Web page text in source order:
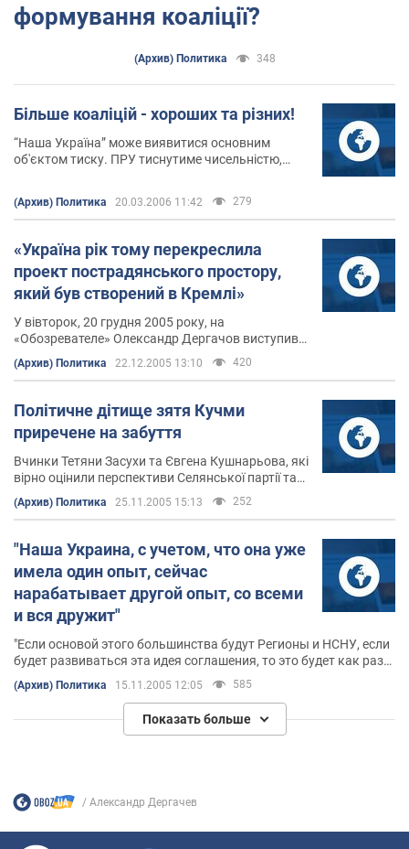
формування коаліції?
(Архив) Политика 348
Більше коаліцій - хороших та різних!
“Наша Україна” може виявитися основним
об'єктом тиску. ПРУ тиснутиме чисельністю,
(Архив) Политика 20.03.2006 11:42 279
«Україна рік тому перекреслила
проект пострадянського простору,
який був створений в Кремлі»
У вівторок, 20 грудня 2005 року, на
«Обозревателе» Олександр Дергачов виступив
на круглому столі експертів-міжнародників та
політологів на тему: «Економічна та
причини, наслідки та механізми протидії».
(Архив) Политика 22.12.2005 13:10 420
Політичне дітище зятя Кучми
приречене на забуття
Вчинки Тетяни Засухи та Євгена Кушнарьова, які
вірно оцінили перспективи Селянської партії та
“Нової демократії” і вирішили скористатися
меркантильною благодійністю Віктора
адаптації еліти кучмівської доби.
(Архив) Политика 25.11.2005 15:13 252
"Наша Украина, с учетом, что она уже
имела один опыт, сейчас
нарабатывает другой опыт, со всеми
и вся дружит"
"Если основой этого большинства будут Регионы и НСНУ, если
будет развиваться эта идея соглашения, то это будет как раз
консервация и возможен частичный откат назад."
(Архив) Политика 15.11.2005 12:05 585
Показать больше
Александр Дергачев